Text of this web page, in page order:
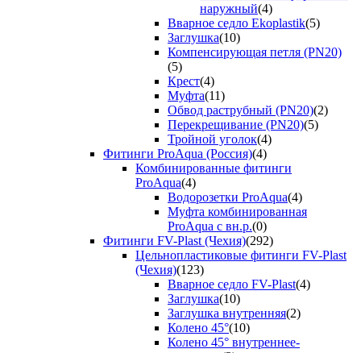
наружный(4)
Вварное седло Ekoplastik(5)
Заглушка(10)
Компенсирующая петля (PN20)
(5)
Крест(4)
Муфта(11)
Обвод раструбный (PN20)(2)
Перекрещивание (PN20)(5)
Тройной уголок(4)
Фитинги ProAqua (Россия)(4)
Комбинированные фитинги
ProAqua(4)
Водорозетки ProAqua(4)
Муфта комбинированная
ProAqua с вн.р.(0)
Фитинги FV-Plast (Чехия)(292)
Цельнопластиковые фитинги FV-Plast
(Чехия)(123)
Вварное седло FV-Plast(4)
Заглушка(10)
Заглушка внутренняя(2)
Колено 45°(10)
Колено 45° внутреннее-